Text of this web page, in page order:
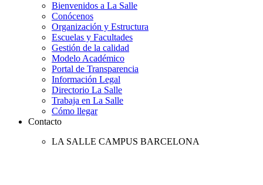
Bienvenidos a La Salle
Conócenos
Organización y Estructura
Escuelas y Facultades
Gestión de la calidad
Modelo Académico
Portal de Transparencia
Información Legal
Directorio La Salle
Trabaja en La Salle
Cómo llegar
Contacto
LA SALLE CAMPUS BARCELONA